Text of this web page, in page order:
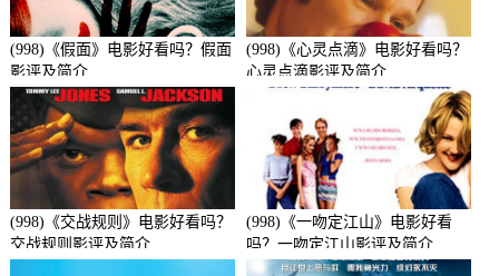
(998)《假面》电影好看吗？假面
影评及简介
(998)《心灵点滴》电影好看吗？
心灵点滴影评及简介
(998)《交战规则》电影好看吗？
交战规则影评及简介
(998)《一吻定江山》电影好看
吗？一吻定江山影评及简介